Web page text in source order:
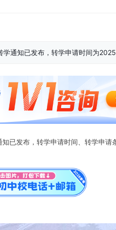
通知已发布，转学申请时间为2025
已发布，转学申请时间、转学申请